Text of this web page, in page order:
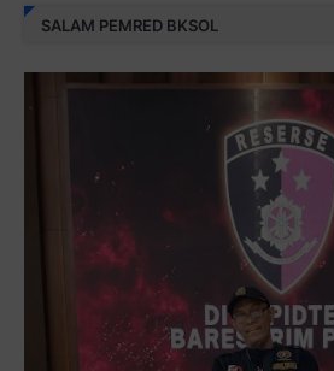
SALAM PEMRED BKSOL